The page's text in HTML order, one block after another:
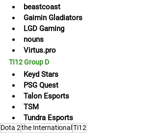
beastcoast
Gaimin Gladiators
LGD Gaming
nouns
Virtus.pro
TI12 Group D
Keyd Stars
PSG Quest
Talon Esports
TSM
Tundra Esports
Dota 2the International Ti12